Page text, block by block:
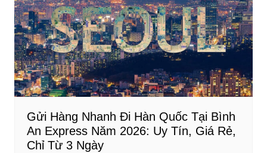
Gửi Hàng Nhanh Đi Hàn Quốc Tại Bình
An Express Năm 2026: Uy Tín, Giá Rẻ,
Chỉ Từ 3 Ngày